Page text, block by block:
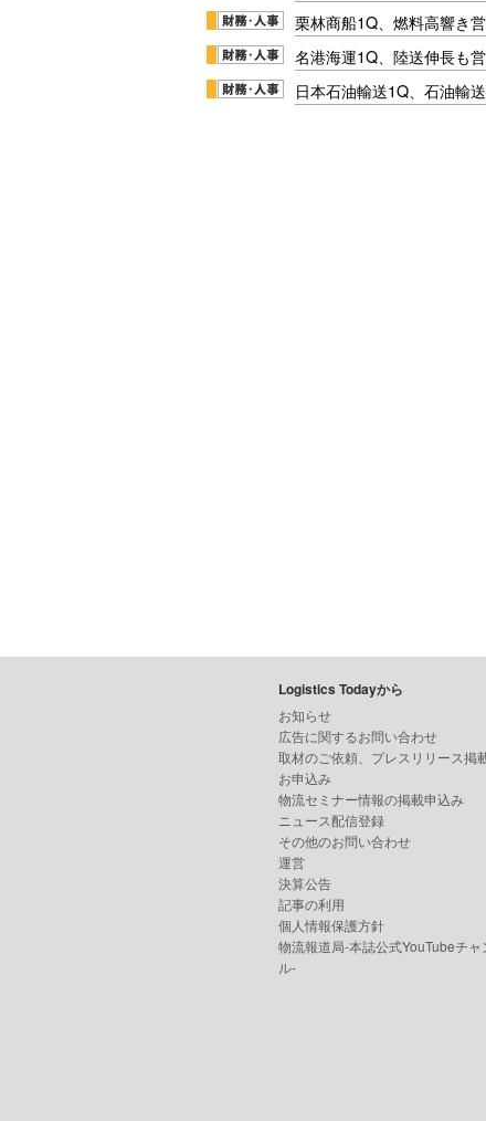
栗林商船1Q、燃料高響き
名港海運1Q、陸送伸長も
日本石油輸送1Q、石油輸
Logistics Todayから
お知らせ
広告に関するお問い合わせ
取材のご依頼、プレスリリース掲
お申込み
物流セミナー情報の掲載申込み
ニュース配信登録
その他のお問い合わせ
運営
決算公告
記事の利用
個人情報保護方針
物流報道局-本誌公式YouTubeチャ
ル-